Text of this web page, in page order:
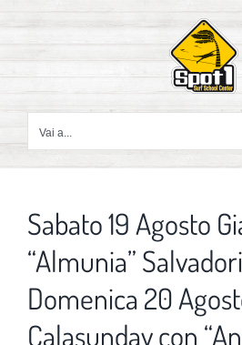
contenuto
Vai a...
Sabato 19 Agosto
“Almunia”
Domenica 20
Calasunday con